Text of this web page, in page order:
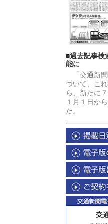
■過去記事
能に
「交通新
ついて、こ
ら、新たに
１月１日か
た。